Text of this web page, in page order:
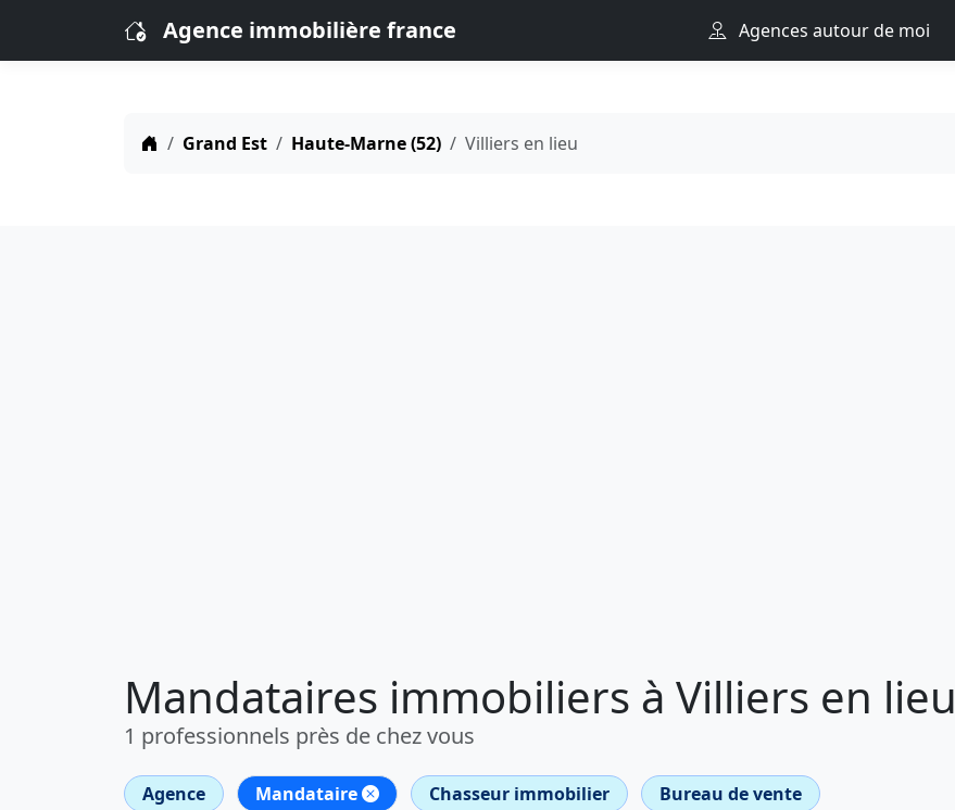
Agence immobilière france Agences autour de moi
Grand Est Haute-Marne (52) Villiers en lieu
Mandataires immobiliers à Villiers en lieu
1 professionnels près de chez vous
Agence Mandataire Chasseur immobilier Bureau de vente